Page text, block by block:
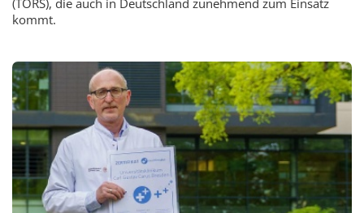
kommt.